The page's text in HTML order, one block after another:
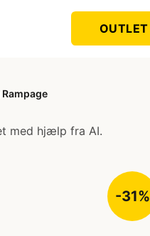
OUTLET
med hjælp fra AI.
-31%